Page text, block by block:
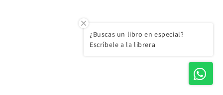
¿Buscas un libro en especial?
Escríbele a la librera